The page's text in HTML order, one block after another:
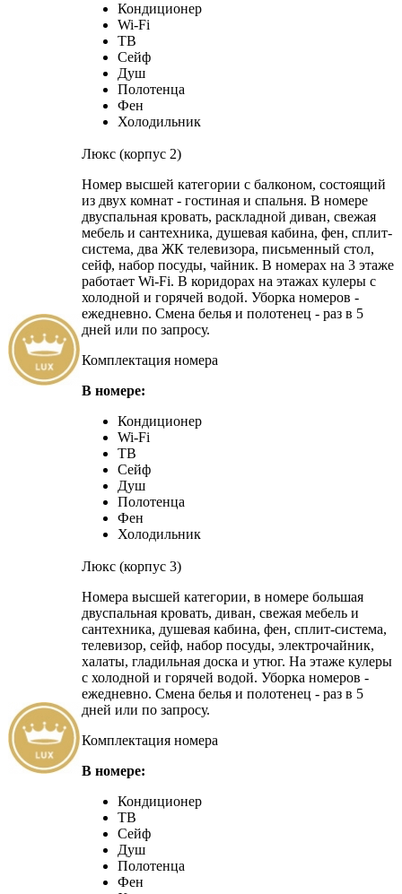
Кондиционер
Wi-Fi
ТВ
Сейф
Душ
Полотенца
Фен
Холодильник
Люкс (корпус 2)
Номер высшей категории с балконом, состоящий
из двух комнат - гостиная и спальня. В номере
двуспальная кровать, раскладной диван, свежая
мебель и сантехника, душевая кабина, фен, сплит-
система, два ЖК телевизора, письменный стол,
сейф, набор посуды, чайник. В номерах на 3 этаже
работает Wi-Fi. В коридорах на этажах кулеры с
холодной и горячей водой. Уборка номеров -
ежедневно. Смена белья и полотенец - раз в 5
дней или по запросу.
Комплектация номера
В номере:
Кондиционер
Wi-Fi
ТВ
Сейф
Душ
Полотенца
Фен
Холодильник
Люкс (корпус 3)
Номера высшей категории, в номере большая
двуспальная кровать, диван, свежая мебель и
сантехника, душевая кабина, фен, сплит-система,
телевизор, сейф, набор посуды, электрочайник,
халаты, гладильная доска и утюг. На этаже кулеры
с холодной и горячей водой. Уборка номеров -
ежедневно. Смена белья и полотенец - раз в 5
дней или по запросу.
Комплектация номера
В номере:
Кондиционер
ТВ
Сейф
Душ
Полотенца
Фен